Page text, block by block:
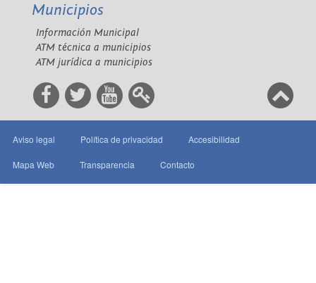
Municipios
Información Municipal
ATM técnica a municipios
ATM jurídica a municipios
Aviso legal Política de privacidad Accesibilidad
Mapa Web Transparencia Contacto